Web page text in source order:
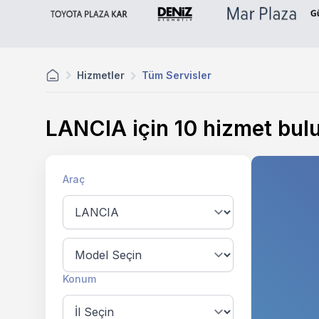
Hizmetler Tüm Servisler
LANCIA için 10 hizmet
Araç
Konum